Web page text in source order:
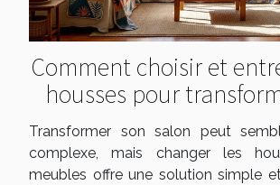
Comment choisir et
housses pour
salon ?
Transformer son salon peut
complexe, mais changer les
meubles offre une solution simple